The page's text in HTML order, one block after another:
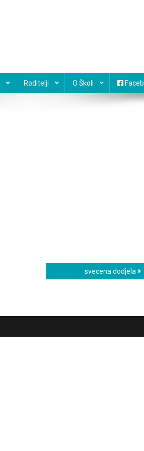
Roditelji O Školi
svecena dodjela